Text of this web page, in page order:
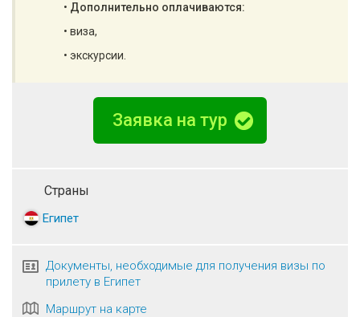
• Дополнительно оплачиваются:
• виза,
• экскурсии.
Заявка на тур
Страны
Египет
Документы, необходимые для получения визы по
прилету в Египет
Маршрут на карте